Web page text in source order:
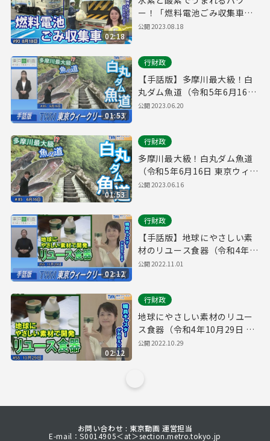
02:18
ー！「燃料電池ごみ収集車」
（令和5年8月18日 東京ウィー
公開2023.08.18
01:53
行財政
【手話版】多摩川最大級！白
丸ダム魚道（令和5年6月16日
東京ウィークリーニュース
公開2023.06.20
01:53
行財政
多摩川最大級！白丸ダム魚道
（令和5年6月16日 東京ウィー
クリーニュース No.85）
公開2023.06.16
02:12
行財政
【手話版】地球にやさしい素
材のリユース食器（令和4年
10月29日 東京ウィークリーニ
公開2022.11.01
02:12
行財政
地球にやさしい素材のリユー
ス食器（令和4年10月29日 東
京ウィークリーニュース
公開2022.10.29
お問い合わせ : 東京動画 運営担当
E-mail：S0014905＜at＞section.metro.tokyo.jp